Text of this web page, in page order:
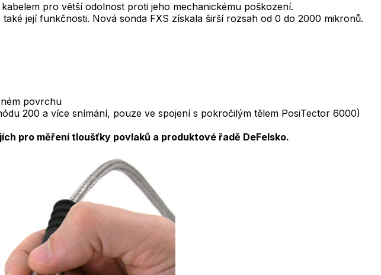
pro větší odolnost proti jeho mechanickému poškození.
její funkčnosti. Nová sonda FXS získala širší rozsah od 0 do 2000 mikronů.
povrchu
200 a více snímání, pouze ve spojení s pokročilým tělem PosiTector 6000)
pro měření tloušťky povlaků a produktové řadě DeFelsko.